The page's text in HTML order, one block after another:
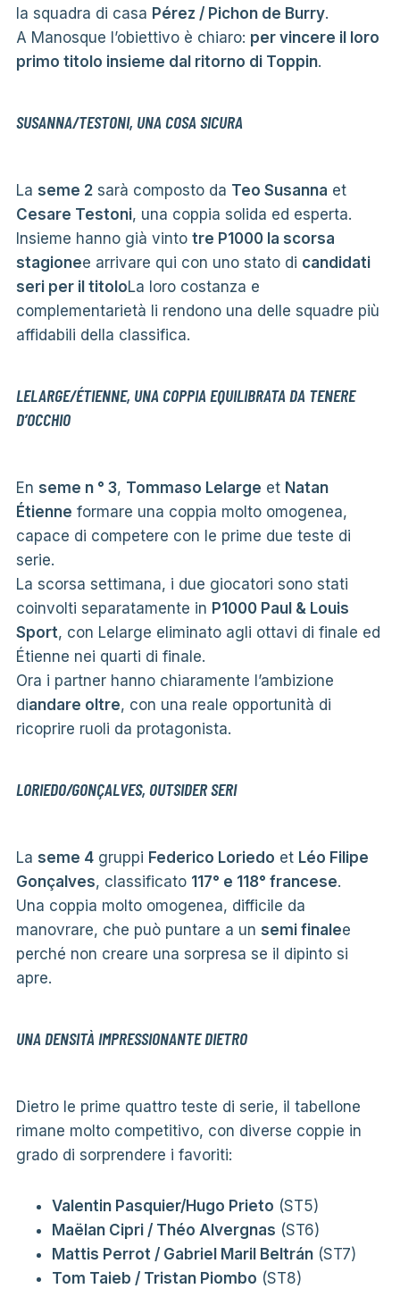
la squadra di casa Pérez / Pichon de Burry.
A Manosque l’obiettivo è chiaro: per vincere il loro
primo titolo insieme dal ritorno di Toppin.
SUSANNA/TESTONI, UNA COSA SICURA
La seme 2sarà composto da Teo Susanna et
Cesare Testoni, una coppia solida ed esperta.
Insieme hanno già vinto tre P1000 la scorsa
stagionee arrivare qui con uno stato di candidati
seri per il titoloLa loro costanza e
complementarietà li rendono una delle squadre più
affidabili della classifica.
LELARGE/ÉTIENNE, UNA COPPIA EQUILIBRATA DA TENERE
D’OCCHIO
En seme n ° 3, Tommaso Lelarge et Natan
Étienne formare una coppia molto omogenea,
capace di competere con le prime due teste di
serie.
La scorsa settimana, i due giocatori sono stati
coinvolti separatamente in P1000 Paul & Louis
Sport, con Lelarge eliminato agli ottavi di finale ed
Étienne nei quarti di finale.
Ora i partner hanno chiaramente l’ambizione
diandare oltre, con una reale opportunità di
ricoprire ruoli da protagonista.
LORIEDO/GONÇALVES, OUTSIDER SERI
La seme 4gruppi Federico Loriedo et Léo Filipe
Gonçalves, classificato 117° e 118° francese.
Una coppia molto omogenea, difficile da
manovrare, che può puntare a un semi finalee
perché non creare una sorpresa se il dipinto si
apre.
UNA DENSITÀ IMPRESSIONANTE DIETRO
Dietro le prime quattro teste di serie, il tabellone
rimane molto competitivo, con diverse coppie in
grado di sorprendere i favoriti:
Valentin Pasquier/Hugo Prieto (ST5)
Maëlan Cipri / Théo Alvergnas (ST6)
Mattis Perrot / Gabriel Maril Beltrán(ST7)
Tom Taieb / Tristan Piombo (ST8)